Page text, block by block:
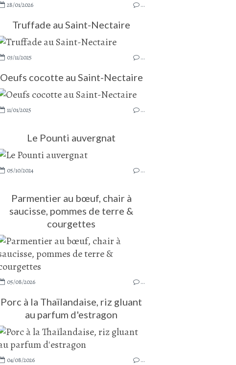
28/01/2026 …
Truffade au Saint-Nectaire
03/11/2025 …
Oeufs cocotte au Saint-Nectaire
11/01/2025 …
Le Pounti auvergnat
05/10/2024 …
Parmentier au bœuf, chair à
saucisse, pommes de terre &
courgettes
05/08/2026 …
Porc à la Thaïlandaise, riz gluant
au parfum d'estragon
04/08/2026 …